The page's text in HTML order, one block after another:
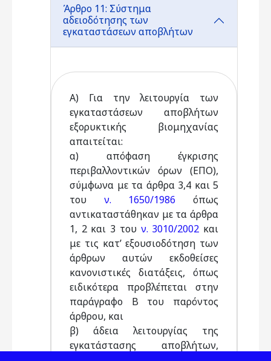
Άρθρο 11: Σύστημα
αδειοδότησης των
εγκαταστάσεων αποβλήτων
Α) Για την λειτουργία των
εγκαταστάσεων αποβλήτων
εξορυκτικής βιομηχανίας
απαιτείται:
α) απόφαση έγκρισης
περιβαλλοντικών όρων (ΕΠΟ),
σύμφωνα με τα άρθρα 3,4 και 5
του ν. 1650/1986 όπως
αντικαταστάθηκαν με τα άρθρα
1, 2 και 3 του ν. 3010/2002 και
με τις κατ’ εξουσιοδότηση των
άρθρων αυτών εκδοθείσες
κανονιστικές διατάξεις, όπως
ειδικότερα προβλέπεται στην
παράγραφο Β του παρόντος
άρθρου, και
β) άδεια λειτουργίας της
εγκατάστασης αποβλήτων,